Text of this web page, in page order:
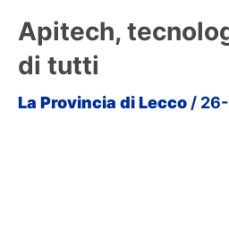
Apitech,
di tutti
La Provincia di Lecco /